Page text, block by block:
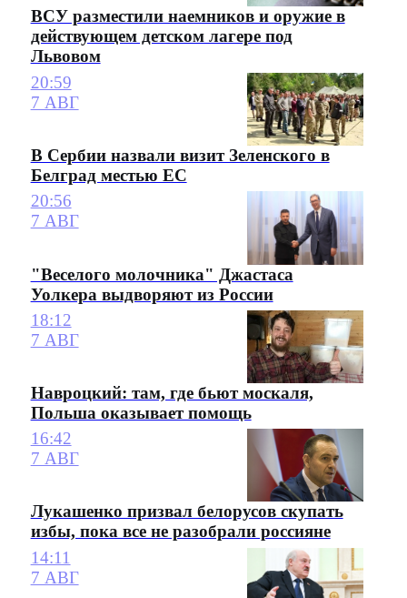
ВСУ разместили наемников и оружие в
действующем детском лагере под
Львовом
20:59
7 АВГ
В Сербии назвали визит Зеленского в
Белград местью ЕС
20:56
7 АВГ
"Веселого молочника" Джастаса
Уолкера выдворяют из России
18:12
7 АВГ
Навроцкий: там, где бьют москаля,
Польша оказывает помощь
16:42
7 АВГ
Лукашенко призвал белорусов скупать
избы, пока все не разобрали россияне
14:11
7 АВГ